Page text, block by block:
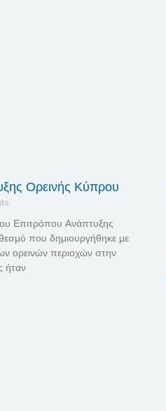
Ορεινής Κύπρου
Επιτρόπου Ανάπτυξης
που δημιουργήθηκε με
ορεινών περιοχών στην
ήταν